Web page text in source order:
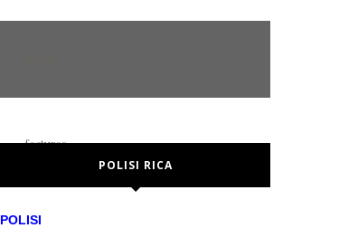
features
Error Page
POLISI RICA
POLISI